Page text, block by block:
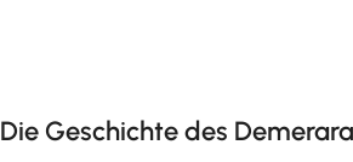
Die Geschichte des